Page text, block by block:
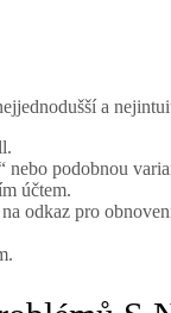
a
nebo podobnou
účtem.
odkaz pro